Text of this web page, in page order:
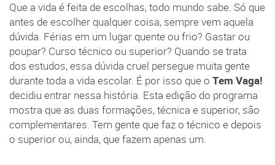
Que a vida é feita de escolhas, todo mundo sabe. Só que
antes de escolher qualquer coisa, sempre vem aquela
dúvida. Férias em um lugar quente ou frio? Gastar ou
poupar? Curso técnico ou superior? Quando se trata
dos estudos, essa dúvida cruel persegue muita gente
durante toda a vida escolar. É por isso que o Tem Vaga!
decidiu entrar nessa história. Esta edição do programa
mostra que as duas formações, técnica e superior, são
complementares. Tem gente que faz o técnico e depois
o superior ou, ainda, que fazem apenas um.